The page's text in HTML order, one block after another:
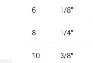
6 1/8"
8 1/4"
10 3/8"